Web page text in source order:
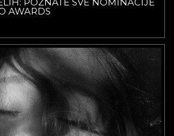
POZNATE SVE NOMINACIJE
AWARDS